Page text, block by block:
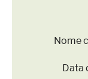
Nome
Data